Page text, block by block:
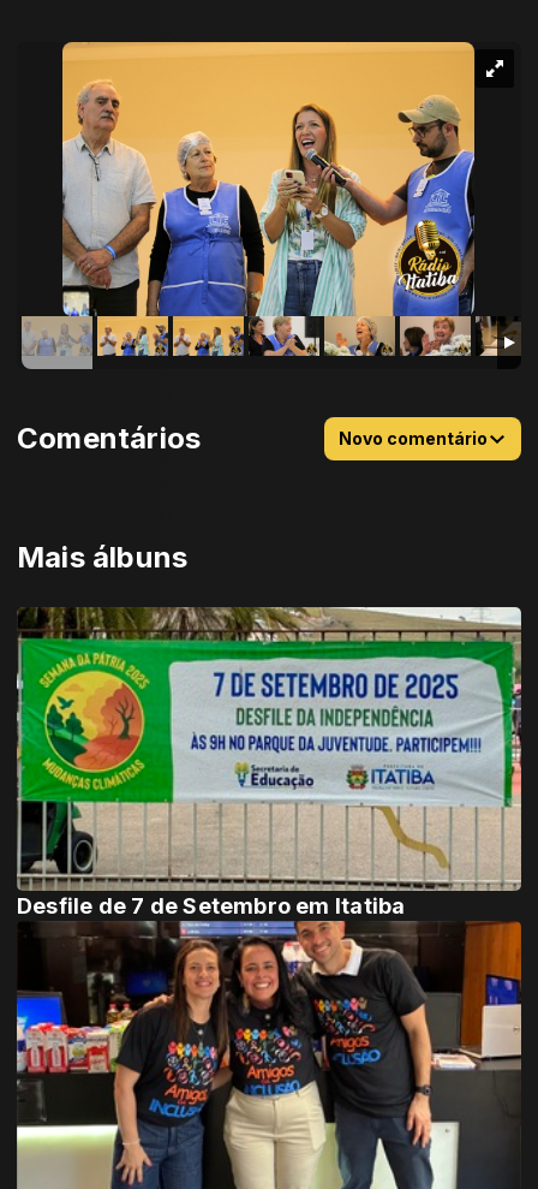
Mais álbuns
Desfile de 7 de Setembro em Itatiba
Comentários Novo comentário